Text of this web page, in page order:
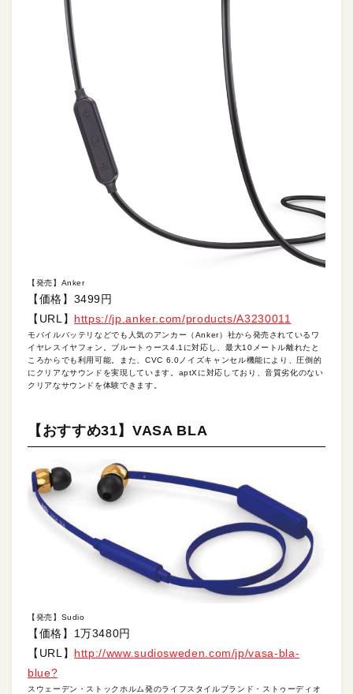
【発売】Anker
【価格】3499円
【URL】 https://jp.anker.com/products/A3230011
モバイルバッテリなどでも人気のアンカー（Anker）社から発売されているワ
イヤレスイヤフォン。ブルートゥース4.1に対応し、最大10メートル離れたと
ころからでも利用可能。また、CVC 6.0ノイズキャンセル機能により、圧倒的
にクリアなサウンドを実現しています。aptXに対応しており、音質劣化のない
クリアなサウンドを体験できます。
【おすすめ31】VASA BLA
【発売】Sudio
【価格】1万3480円
【URL】 http://www.sudiosweden.com/jp/vasa-bla-
blue?
スウェーデン・ストックホルム発のライフスタイルブランド・ストゥーディオ